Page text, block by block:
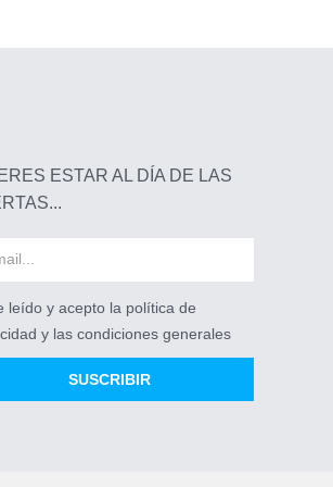
ESTAR AL DÍA DE LAS
leído y acepto la política de
y las condiciones generales
SUSCRIBIR